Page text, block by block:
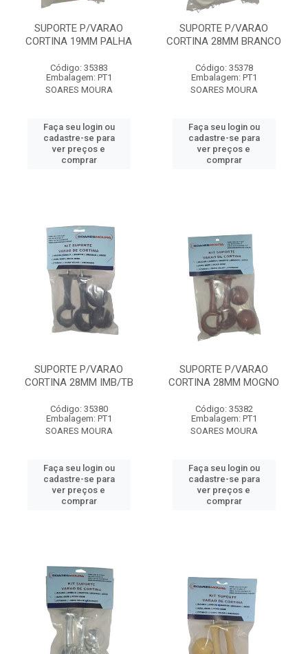
SUPORTE P/VARAO
CORTINA 19MM PALHA
Código: 35383
Embalagem: PT1
SOARES MOURA
Faça seu login ou
cadastre-se para
ver preços e
comprar
SUPORTE P/VARAO
CORTINA 28MM BRANCO
Código: 35378
Embalagem: PT1
SOARES MOURA
Faça seu login ou
cadastre-se para
ver preços e
comprar
SUPORTE P/VARAO
CORTINA 28MM IMB/TB
Código: 35380
Embalagem: PT1
SOARES MOURA
Faça seu login ou
cadastre-se para
ver preços e
comprar
SUPORTE P/VARAO
CORTINA 28MM MOGNO
Código: 35382
Embalagem: PT1
SOARES MOURA
Faça seu login ou
cadastre-se para
ver preços e
comprar